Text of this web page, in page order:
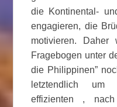
die Kontinental-
engagieren, die
motivieren.
Fragebogen unter
die Philippinen”
letztendlich um
effizienten , nach